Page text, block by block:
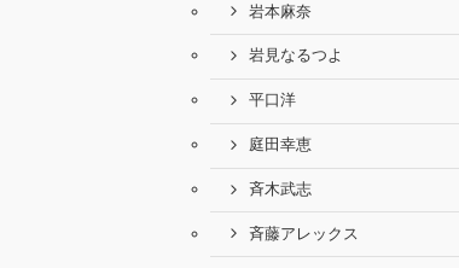
岩本麻奈
岩見なるつよ
平口洋
庭田幸恵
斉木武志
斉藤アレックス